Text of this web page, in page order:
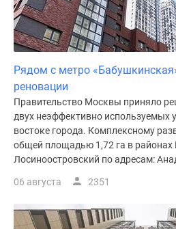
Рядом с метро
реновации
Правительство Москвы приняло
двух неэффективно используемых
востоке города. Комплексному
общей площадью 1,72 га в районах
Лосиноостровский по адресам:
06 августа 2351